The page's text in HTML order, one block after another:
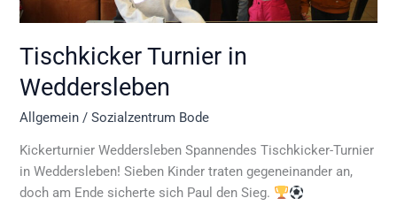
Tischkicker Turnier in
Weddersleben
Allgemein /Sozialzentrum Bode
Kickerturnier Weddersleben Spannendes Tischkicker-Turnier
in Weddersleben! Sieben Kinder traten gegeneinander an,
doch am Ende sicherte sich Paul den Sieg.